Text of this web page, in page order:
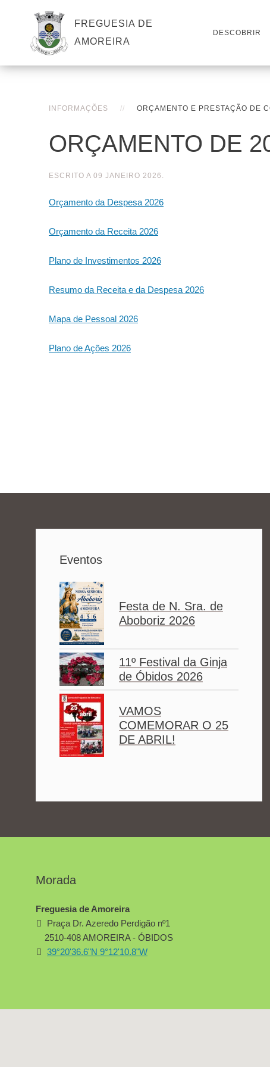
FREGUESIA DE
AMOREIRA
DESCOBRIR
INFORMAÇÕES ORÇAMENTO E PRESTAÇÃO DE
ORÇAMENTO DE
ESCRITO A 09 JANEIRO 2026 .
Orçamento da Despesa 2026
Orçamento da Receita 2026
Plano de Investimentos 2026
Resumo da Receita e da Despesa 2026
Mapa de Pessoal 2026
Plano de Ações 2026
Eventos
Festa de N. Sra. de
Aboboriz 2026
11º Festival da Ginja
de Óbidos 2026
VAMOS
COMEMORAR O 25
DE ABRIL!
Morada
Freguesia de Amoreira
Praça Dr. Azeredo Perdigão nº1
2510-408 AMOREIRA - ÓBIDOS
39°20'36.6"N 9°12'10.8"W